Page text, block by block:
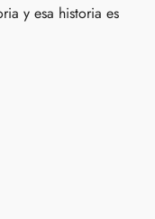
y esa historia es